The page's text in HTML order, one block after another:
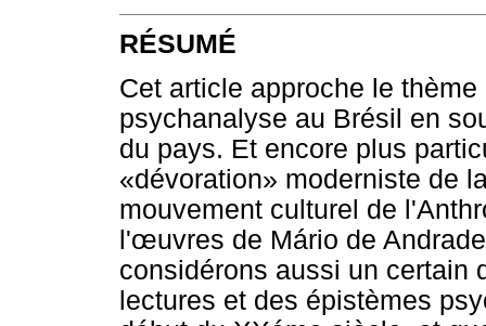
RÉSUMÉ
Cet article approche le
psychanalyse au Brésil en
du pays. Et encore plus
«dévoration» moderniste de
mouvement culturel de
l'œuvres de Mário de
considérons aussi un certain
lectures et des épistèmes